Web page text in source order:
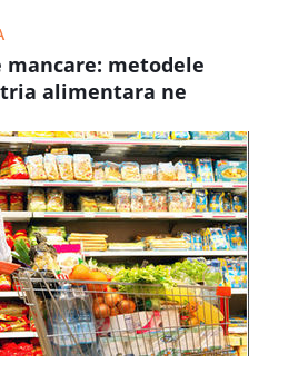
mancare: metodele
alimentara ne